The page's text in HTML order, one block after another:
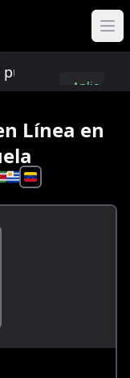
Aplica
Línea en
un